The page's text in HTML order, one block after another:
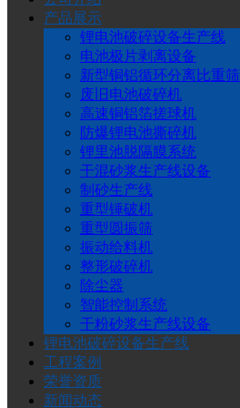
产品展示
锂电池破碎设备生产线
电池极片剥离设备
新型铜铝循环分离比重筛
废旧电池破碎机
高速铜铝箔搓球机
防爆锂电池撕碎机
锂里池脱隔膜系统
干混砂浆生产线设备
制砂生产线
重型锤破机
重型圆振筛
振动给料机
整形破碎机
除尘器
智能控制系统
干粉砂浆生产线设备
锂电池破碎设备生产线
工程案例
荣誉资质
新闻动态